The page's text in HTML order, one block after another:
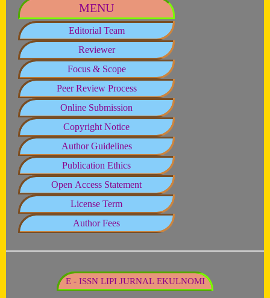
MENU
Editorial Team
Reviewer
Focus & Scope
Peer Review Process
Online Submission
Copyright Notice
Author Guidelines
Publication Ethics
Open Access Statement
License Term
Author Fees
E - ISSN LIPI JURNAL EKULNOMI